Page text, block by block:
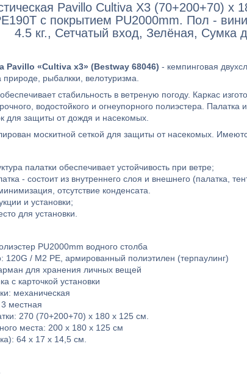
Pavillo Cultiva X3 (70+200+70) х
с покрытием PU2000mm. Пол -
4.5 кг., Сетчатый вход, Зелёная, Сумка
Pavillo «Cultiva x3» (Bestway 68046) - кемпинговая
рыбалкки, велотуризма.
стабильность в ветреную погоду. Каркас
водостойкого и огнеупорного полиэстера.
для защиты от дождя и насекомых.
москитной сеткой для защиты от насекомых.
палатки обеспечивает устойчивость при ветре;
- состоит из внутреннего слоя и внешнего (палатка,
отсутствие конденсата.
и установки;
для установки.
PU2000mm водного столба
/ M2 PE, армированный полиэтилен (терпаулинг)
для хранения личных вещей
с карточкой установки
механическая
местная
270 (70+200+70) х 180 х 125 см.
места: 200 х 180 х 125 см
64 х 17 х 14,5 см.